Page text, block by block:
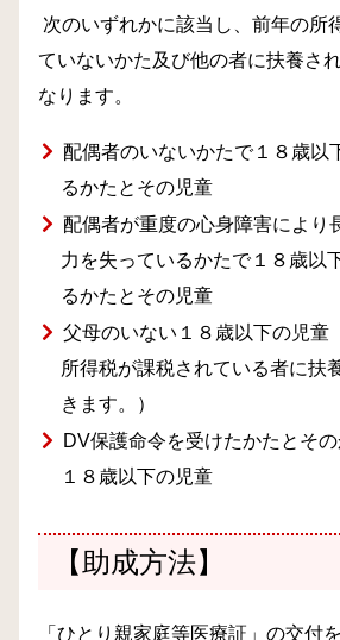
次のいずれかに該当し、前年の所
ていないかた及び他の者に扶養さ
なります。
配偶者のいないかたで１８歳以
るかたとその児童
配偶者が重度の心身障害により
力を失っているかたで１８歳以
るかたとその児童
父母のいない１８歳以下の児童
所得税が課税されている者に扶
きます。）
DV保護命令を受けたかたとそ
１８歳以下の児童
【 助成方法】
「ひとり親家庭等医療証」の交付